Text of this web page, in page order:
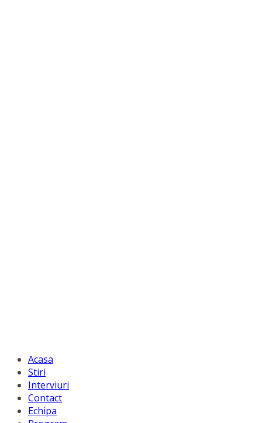
Acasa
Stiri
Interviuri
Contact
Echipa